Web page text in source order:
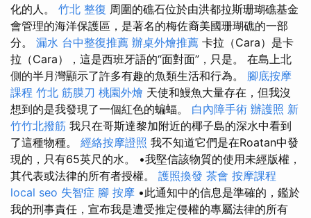
化的人。 竹北 整復 周圍的礁石位於由洪都拉斯珊瑚礁基金
會管理的海洋保護區，是著名的梅佐裔美國珊瑚礁的一部
分。 漏水 台中整復推薦 辦桌外燴推薦 卡拉（Cara）是卡
拉（Cara），這是西班牙語的“面對面”，只是。 在島上北
側的半月灣顯示了許多有趣的魚類生活和行為。 腳底按摩
課程 竹北 筋膜刀 桃園外燴 天使和鰻魚大量存在，但我沒
想到的是我發現了一個紅色的蝙蝠。 白內障手術 辦護照 新
竹竹北撥筋 我只在哥斯達黎加附近的椰子島的深水中看到
了這種物種。 經絡按摩證照 我不知道它們是在Roatan中發
現的，只有65英尺的水。 •我堅信該物質的使用未經版權，
其代表或法律的所有者授權。 護照換發 茶會 按摩課程
local seo 失智症 腳 按摩 •此通知中的信息是準確的，鑑於
我的刑事責任，宣布我是遭受推定侵權的專屬法律的所有